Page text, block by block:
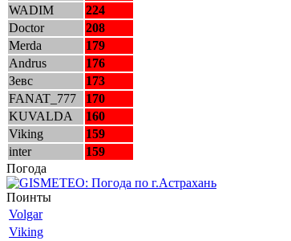
WADIM
224
Doctor
208
Merda
179
Andrus
176
Зевс
173
FANAT_777
170
KUVALDA
160
Viking
159
inter
159
Погода
Поинты
Volgar
Viking